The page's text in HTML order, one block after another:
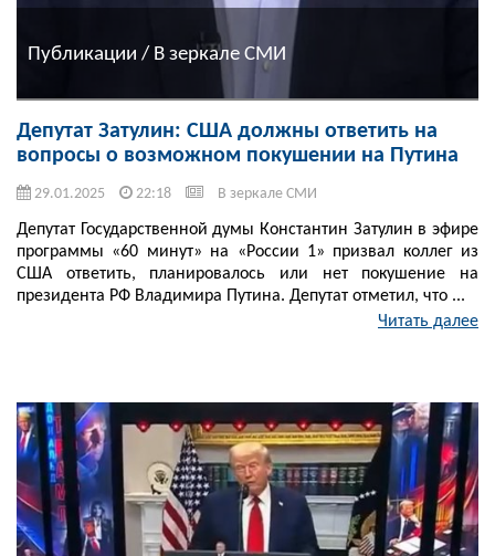
Публикации / В зеркале СМИ
Депутат Затулин: США должны ответить на
вопросы о возможном покушении на Путина
29.01.2025 22:18 В зеркале СМИ
Депутат Государственной думы Константин Затулин в эфире
программы «60 минут» на «России 1» призвал коллег из
США ответить, планировалось или нет покушение на
президента РФ Владимира Путина. Депутат отметил, что ...
Читать далее